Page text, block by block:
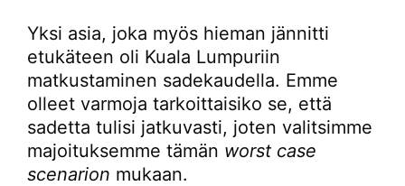
Yksi asia, joka myös hieman jännitti
etukäteen oli Kuala Lumpuriin
matkustaminen sadekaudella. Emme
olleet varmoja tarkoittaisiko se, että
sadetta tulisi jatkuvasti, joten valitsimme
majoituksemme tämän worst case
scenarion mukaan.